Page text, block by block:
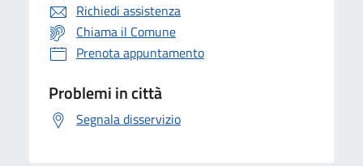
Richiedi assistenza
Chiama il Comune
Prenota appuntamento
Problemi in città
Segnala disservizio